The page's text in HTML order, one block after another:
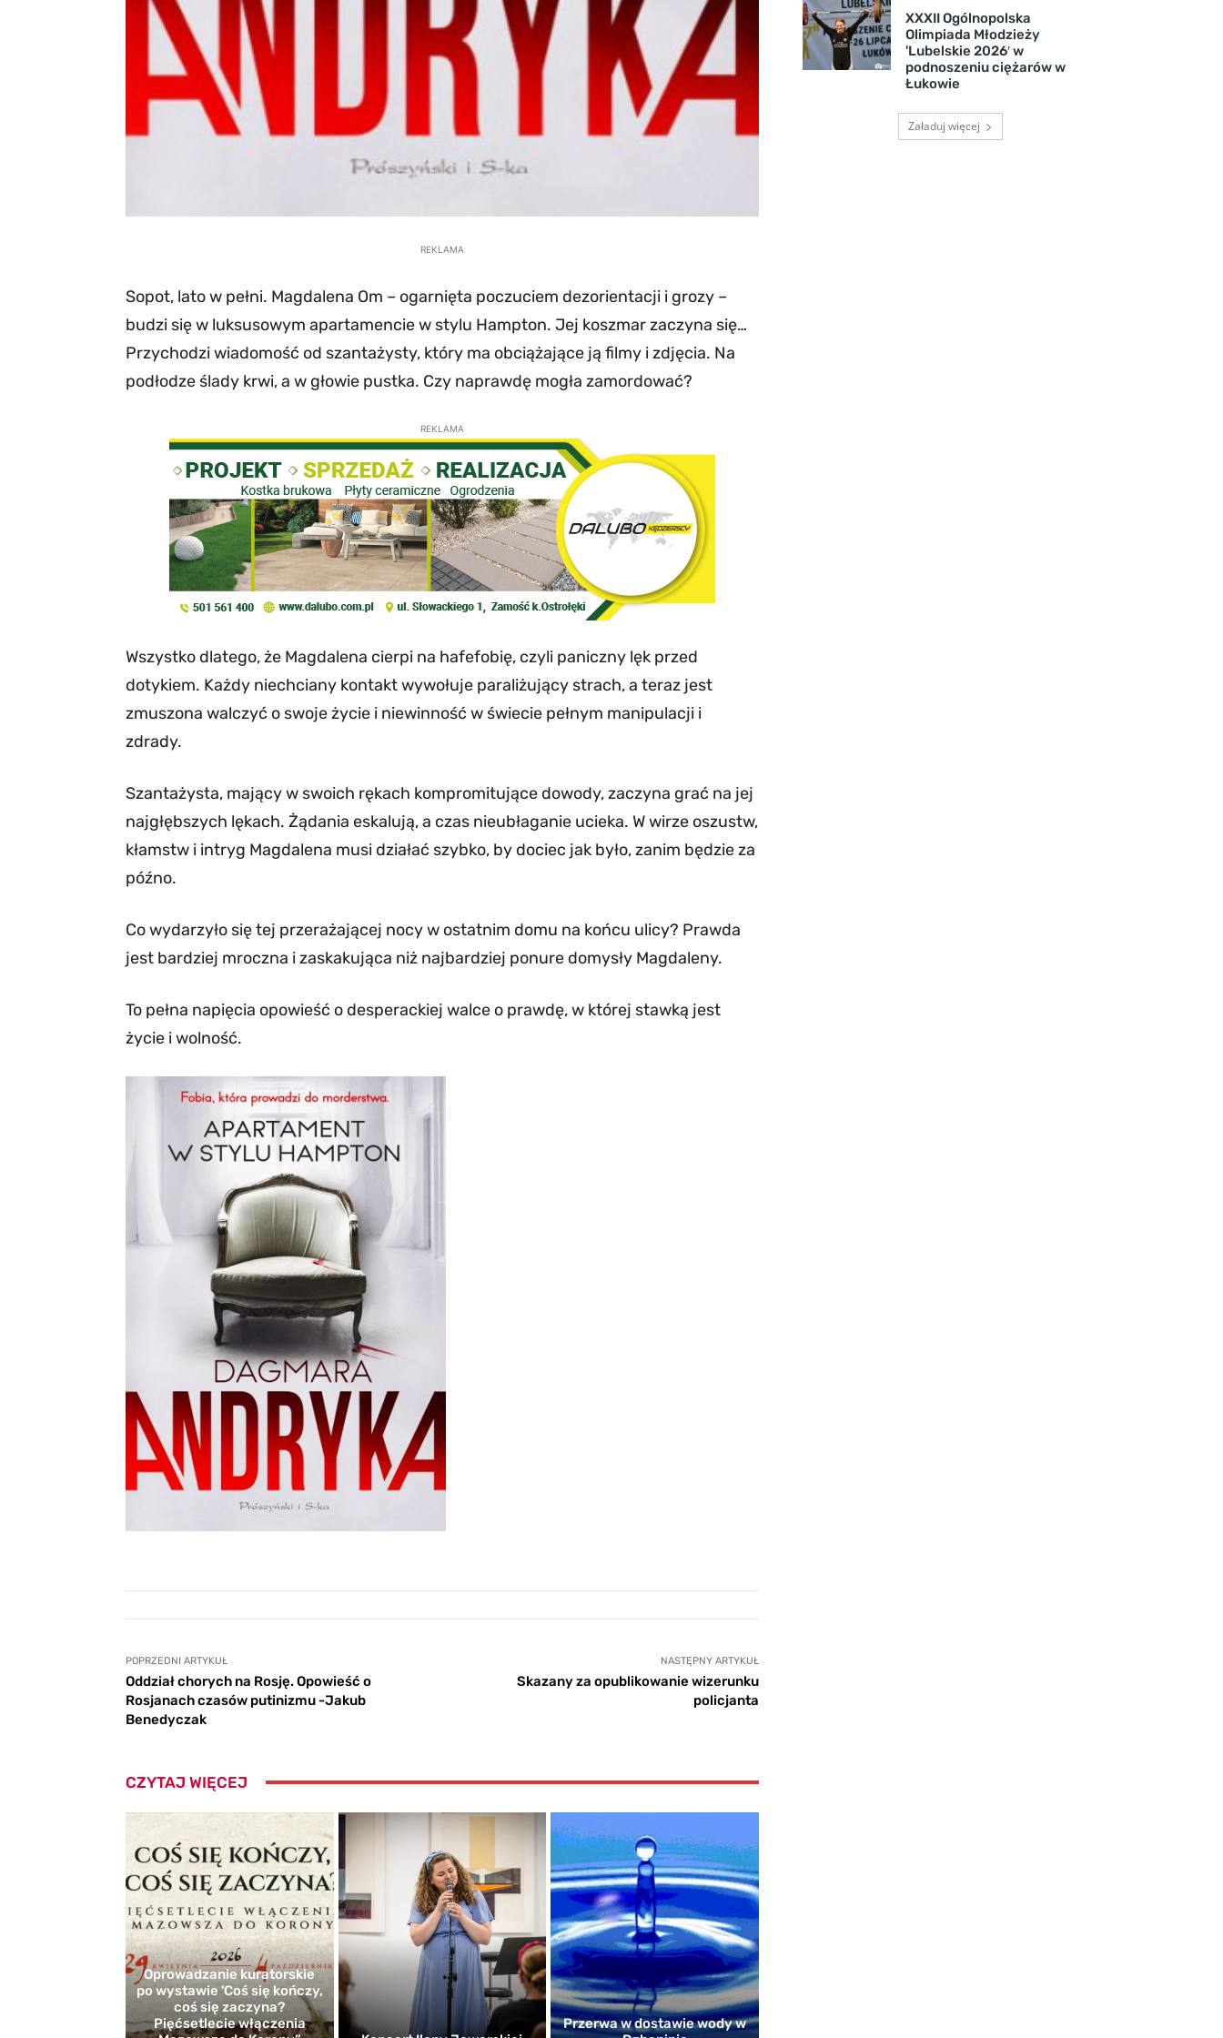
REKLAMA
Sopot, lato w pełni. Magdalena Om – ogarnięta poczuciem dezorientacji i grozy –
budzi się w luksusowym apartamencie w stylu Hampton. Jej koszmar zaczyna się…
Przychodzi wiadomość od szantażysty, który ma obciążające ją filmy i zdjęcia. Na
podłodze ślady krwi, a w głowie pustka. Czy naprawdę mogła zamordować?
REKLAMA
Wszystko dlatego, że Magdalena cierpi na hafefobię, czyli paniczny lęk przed
dotykiem. Każdy niechciany kontakt wywołuje paraliżujący strach, a teraz jest
zmuszona walczyć o swoje życie i niewinność w świecie pełnym manipulacji i
zdrady.
Szantażysta, mający w swoich rękach kompromitujące dowody, zaczyna grać na jej
najgłębszych lękach. Żądania eskalują, a czas nieubłaganie ucieka. W wirze oszustw,
kłamstw i intryg Magdalena musi działać szybko, by dociec jak było, zanim będzie za
późno.
Co wydarzyło się tej przerażającej nocy w ostatnim domu na końcu ulicy? Prawda
jest bardziej mroczna i zaskakująca niż najbardziej ponure domysły Magdaleny.
To pełna napięcia opowieść o desperackiej walce o prawdę, w której stawką jest
życie i wolność.
POPRZEDNI ARTYKUŁ
Oddział chorych na Rosję. Opowieść o
Rosjanach czasów putinizmu -Jakub
Benedyczak
NASTĘPNY ARTYKUŁ
Skazany za opublikowanie wizerunku
policjanta
CZYTAJ WIĘCEJ
Oprowadzanie kuratorskie
po wystawie 'Coś się kończy,
coś się zaczyna?
Pięćsetlecie włączenia
Przerwa w dostawie wody w
XXXII Ogólnopolska
Olimpiada Młodzieży
'Lubelskie 2026′ w
podnoszeniu ciężarów w
Łukowie
Załaduj więcej